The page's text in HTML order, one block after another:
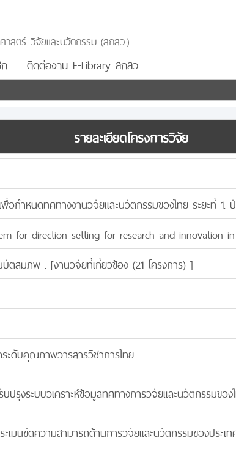
าสตร์ วิจัยและนวัตกรรม (สกสว.)
ติดต่องาน E-Library สกสว.
รายละเอียดโครงการวิจัย
พื่อกำหนดทิศทางงานวิจัยและนวัตกรรมของไทย ระยะที่ 1:
for direction setting for research and innovation in
บัติสมภพ : [งานวิจัยที่เกี่ยวข้อง (21 โครงการ) ]
ะดับคุณภาพวารสารวิชาการไทย
รุงระบบวิเคราะห์ข้อมูลทิศทางการวิจัยและนวัตกรรมของ
เมินขีดความสามารถด้านการวิจัยและนวัตกรรมของประ